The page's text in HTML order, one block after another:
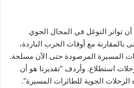
أن تواتر التوغل في المجال الجوي
بالمقارنة مع أوقات الحرب الباردة،
المسيرة المرصودة حتى الآن مسلحة.
استطلاع. وأردف “تقديرنا هو أن
الجوية للطائرات المسيرة”.